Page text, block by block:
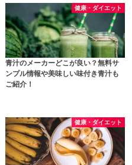
健康・ダイエット
青汁のメーカーどこが良い？無料サ
ンプル情報や美味しい味付き青汁も
ご紹介！
健康・ダイエット